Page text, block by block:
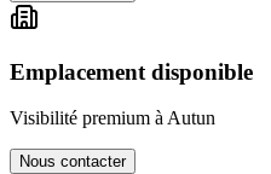
Emplacement disponible
Visibilité premium àAutun
Nous contacter